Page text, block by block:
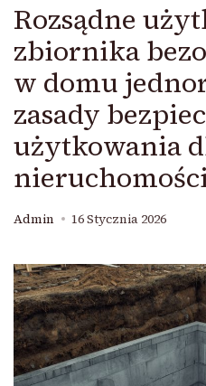
Rozsądne
zbiornika
w domu
zasady
użytkowania
Admin 16 Stycznia 2026